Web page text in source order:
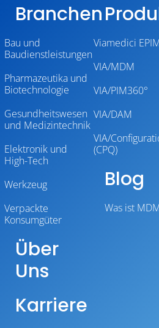
Branchen
Bau und
Baudienstleistungen
Pharmazeutika und
Biotechnologie
Gesundheitswesen
und Medizintechnik
Elektronik und
High-Tech
Werkzeug
Verpackte
Konsumgüter
Über
Uns
Karriere
Viamedici
VIA/MDM
VIA/PIM360°
VIA/DAM
VIA/
(CPQ)
Blog
Was ist